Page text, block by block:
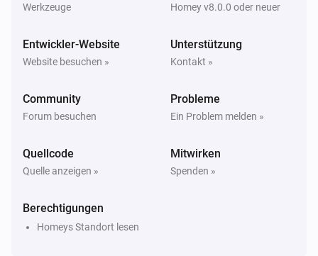
Werkzeuge Homey v8.0.0 oder neuer
Entwickler-Website
Website besuchen »
Unterstützung
Kontakt »
Community
Forum besuchen
Probleme
Ein Problem melden »
Quellcode
Quelle anzeigen »
Mitwirken
Spenden »
Berechtigungen
Homeys Standort lesen